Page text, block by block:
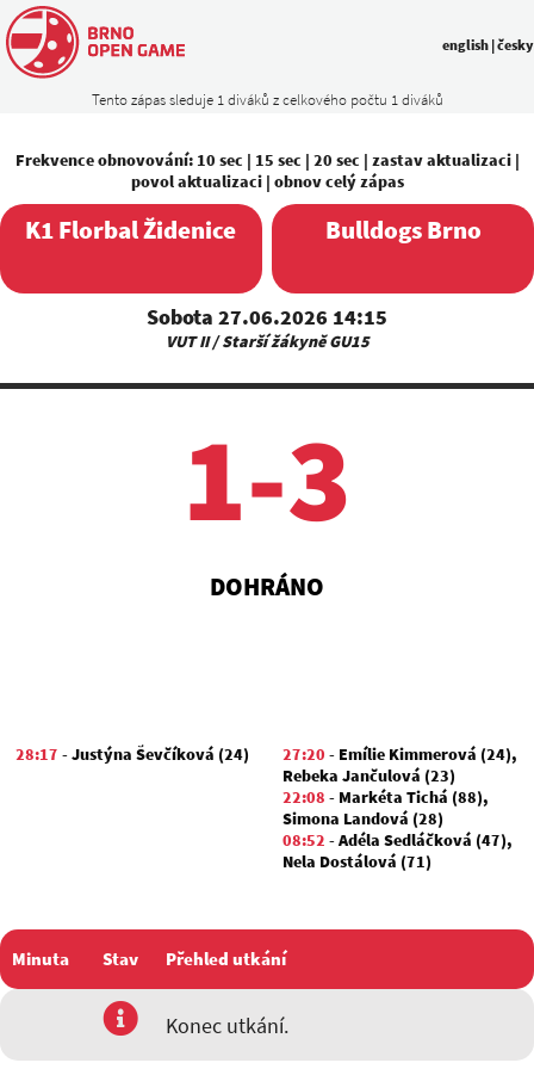
Tento zápas sleduje 1 diváků z celkového počtu 1 diváků
english |česky
Frekvence obnovování: 10 sec | 15 sec | 20 sec | zastav aktualizaci|
povol aktualizaci| obnov celý zápas
K1 Florbal Židenice
Sobota 27.06.2026 14:15
VUT II / Starší žákyně GU15
Bulldogs Brno
1-3
DOHRÁNO
28:17 -Justýna Ševčíková (24) 27:20 - Emílie Kimmerová (24),
Rebeka Jančulová (23)
22:08 - Markéta Tichá (88),
Simona Landová (28)
08:52 -Adéla Sedláčková (47),
Nela Dostálová (71)
Minuta Stav Přehled utkání
Konec utkání.